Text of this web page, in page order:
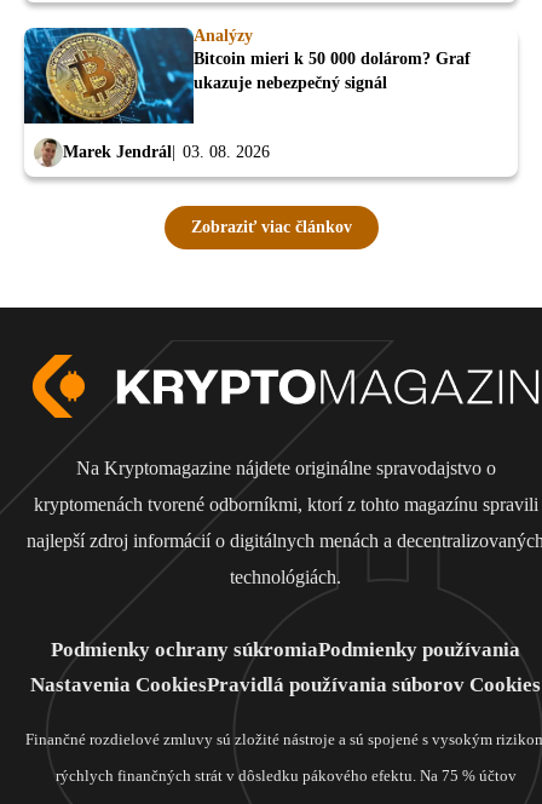
Analýzy
Bitcoin mieri k 50 000 dolárom? Graf
ukazuje nebezpečný signál
Marek Jendrál 03. 08. 2026
Zobraziť viac článkov
Na Kryptomagazine nájdete originálne spravodajstvo o
kryptomenách tvorené odborníkmi, ktorí z tohto magazínu spravili
najlepší zdroj informácií o digitálnych menách a
technológiách.
Podmienky ochrany súkromiaPodmienky používania
Nastavenia CookiesPravidlá používania súborov Cookies
Finančné rozdielové zmluvy sú zložité nástroje a sú spojené s vysokým
rýchlych finančných strát v dôsledku pákového efektu. Na 75 % účtov